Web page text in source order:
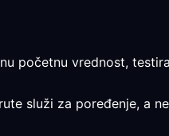
početnu vrednost,
služi za poređenje, a